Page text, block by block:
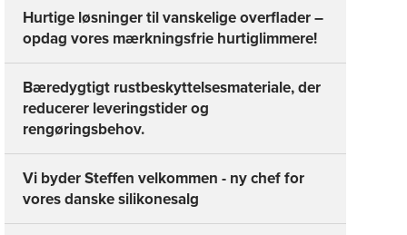
Hurtige løsninger til vanskelige overflader –
opdag vores mærkningsfrie hurtiglimmere!
Bæredygtigt rustbeskyttelsesmateriale, der
reducerer leveringstider og
rengøringsbehov.
Vi byder Steffen velkommen - ny chef for
vores danske silikonesalg